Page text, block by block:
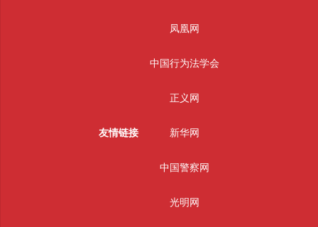
友情链接
凤凰网
中国行为法学会
正义网
新华网
中国警察网
光明网